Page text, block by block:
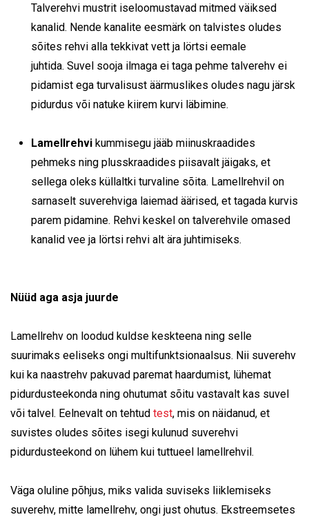
Talverehvi mustrit iseloomustavad mitmed väiksed
kanalid. Nende kanalite eesmärk on talvistes oludes
sõites rehvi alla tekkivat vett ja lörtsi eemale
juhtida. Suvel sooja ilmaga ei taga pehme talverehv ei
pidamist ega turvalisust äärmuslikes oludes nagu järsk
pidurdus või natuke kiirem kurvi läbimine.
Lamellrehvi kummisegu jääb miinuskraadides
pehmeks ning plusskraadides piisavalt jäigaks, et
sellega oleks küllaltki turvaline sõita. Lamellrehvil on
sarnaselt suverehviga laiemad äärised, et tagada kurvis
parem pidamine. Rehvi keskel on talverehvile omased
kanalid vee ja lörtsi rehvi alt ära juhtimiseks.
Nüüd aga asja juurde
Lamellrehv on loodud kuldse keskteena ning selle
suurimaks eeliseks ongi multifunktsionaalsus. Nii suverehv
kui ka naastrehv pakuvad paremat haardumist, lühemat
pidurdusteekonda ning ohutumat sõitu vastavalt kas suvel
või talvel. Eelnevalt on tehtud test, mis on näidanud, et
suvistes oludes sõites isegi kulunud suverehvi
pidurdusteekond on lühem kui tuttueel lamellrehvil.
Väga oluline põhjus, miks valida suviseks liiklemiseks
suverehv, mitte lamellrehv, ongi just ohutus. Ekstreemsetes